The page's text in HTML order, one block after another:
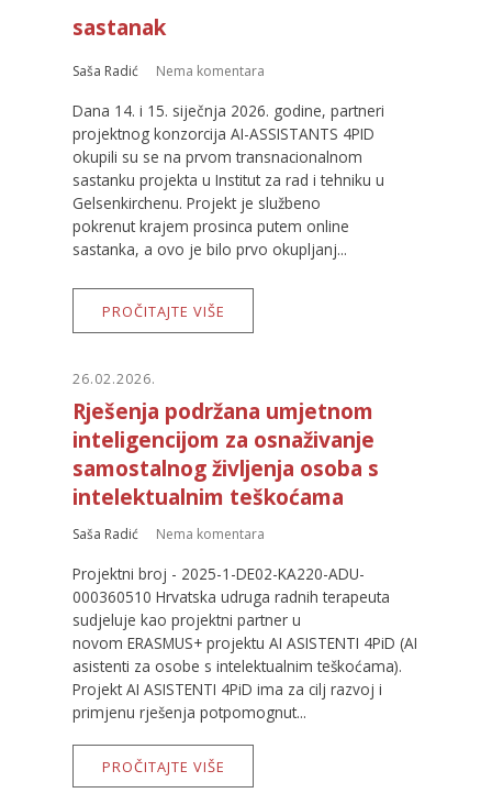
sastanak
Saša Radić Nema komentara
Dana 14. i 15. siječnja 2026. godine, partneri
projektnog konzorcija AI-ASSISTANTS 4PID
okupili su se na prvom transnacionalnom
sastanku projekta u Institut za rad i tehniku u
Gelsenkirchenu. Projekt je službeno
pokrenut krajem prosinca putem online
sastanka, a ovo je bilo prvo okupljanj...
PROČITAJTE VIŠE
26.02.2026.
Rješenja podržana umjetnom
inteligencijom za osnaživanje
samostalnog življenja osoba s
intelektualnim teškoćama
Saša Radić Nema komentara
Projektni broj - 2025-1-DE02-KA220-ADU-
000360510 Hrvatska udruga radnih terapeuta
sudjeluje kao projektni partner u
novom ERASMUS+ projektu AI ASISTENTI 4PiD (AI
asistenti za osobe s intelektualnim teškoćama).
Projekt AI ASISTENTI 4PiD ima za cilj razvoj i
primjenu rješenja potpomognut...
PROČITAJTE VIŠE